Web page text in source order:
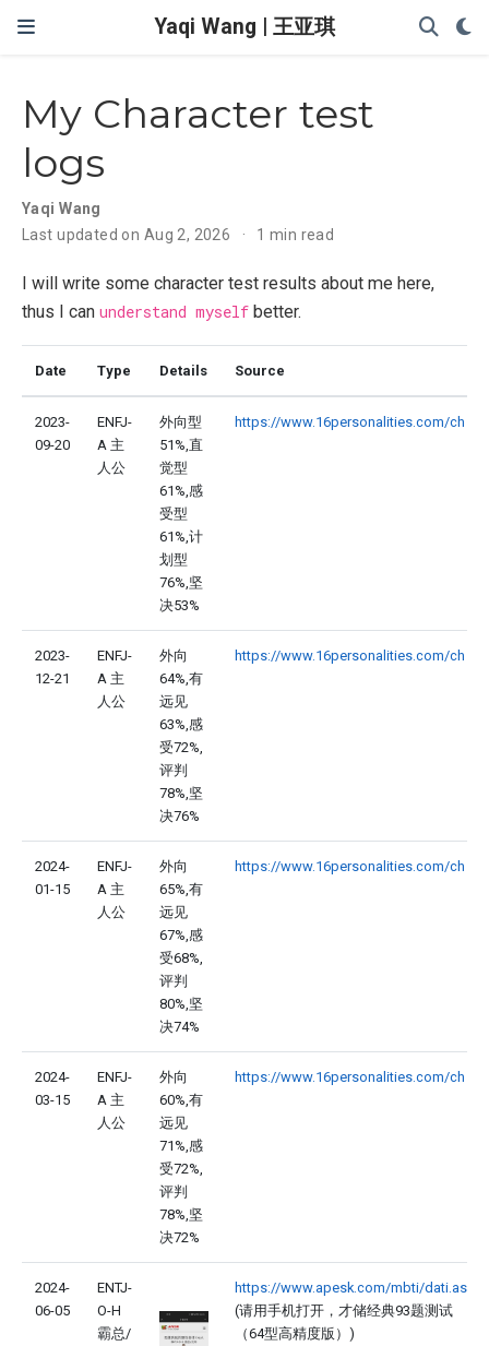
Yaqi Wang | 王亚琪
My Character test
logs
Yaqi Wang
Last updated on Aug 2, 2026
1 min read
I will write some character test results about me here,
thus I can understand myself better.
Date Type Details Source
2023-
09-20
ENFJ-
A 主
人公
外向型
51%,直
觉型
61%,感
受型
61%,计
划型
76%,坚
决53%
https://www.16personalities.com/ch
2023-
12-21
ENFJ-
A 主
人公
外向
64%,有
远见
63%,感
受72%,
评判
78%,坚
决76%
https://www.16personalities.com/ch
2024-
01-15
ENFJ-
A 主
人公
外向
65%,有
远见
67%,感
受68%,
评判
80%,坚
决74%
https://www.16personalities.com/ch
2024-
03-15
ENFJ-
A 主
人公
外向
60%,有
远见
71%,感
受72%,
评判
78%,坚
决72%
https://www.16personalities.com/ch
2024-
06-05
ENTJ-
O-H
霸总/
https://www.apesk.com/mbti/dati.asp
(请用手机打开，才储经典93题测试
（64型高精度版）)